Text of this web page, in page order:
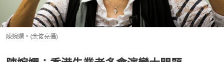
陳婉嫻。(余俊亮攝)